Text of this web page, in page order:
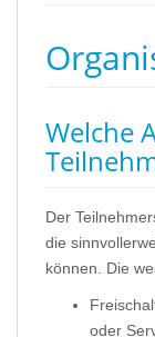
Welche
Der
die
können. Die
oder